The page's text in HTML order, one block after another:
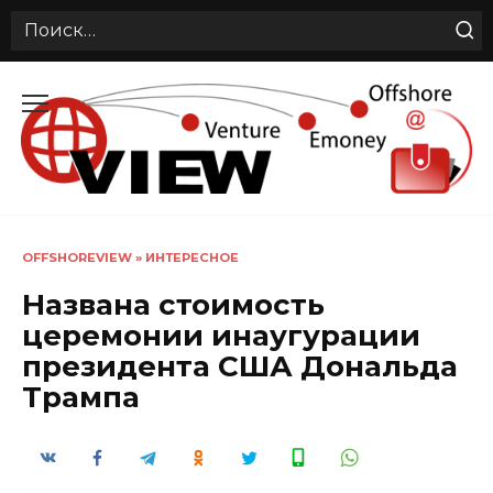
Search
содержанию
OFFSHOREVIEW » ИНТЕРЕСНОЕ
Названа стоимость
церемонии инаугурации
президента США Дональда
Трампа